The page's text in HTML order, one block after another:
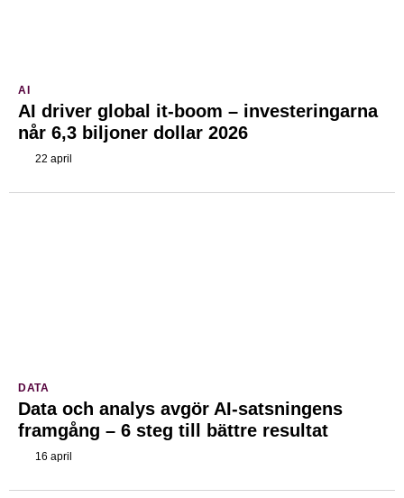
AI
AI driver global it-boom – investeringarna
når 6,3 biljoner dollar 2026
22 april
DATA
Data och analys avgör AI-satsningens
framgång – 6 steg till bättre resultat
16 april